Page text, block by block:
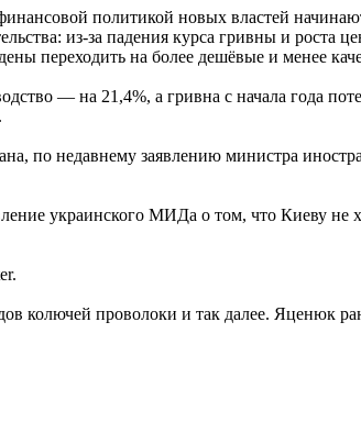
политикой новых властей
из-за падения курса гривны и роста
переходить на более дешёвые и менее
— на 21,4%, а гривна с начала года
по недавнему заявлению министра
украинского МИДа о том, что Киеву не
колючей проволоки и так далее. Яценюк